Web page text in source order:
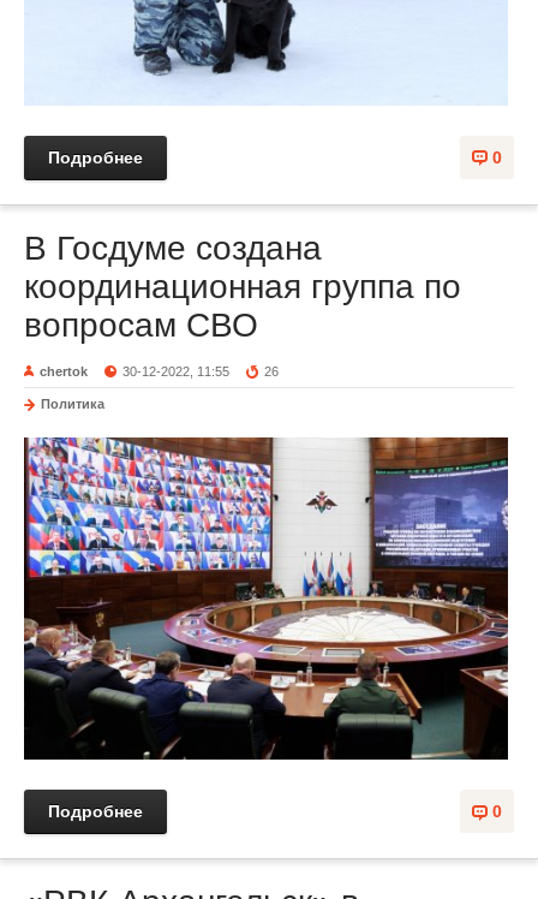
0
Подробнее
В Госдуме создана
координационная группа по
вопросам СВО
chertok 30-12-2022, 11:55 26
Политика
0
Подробнее